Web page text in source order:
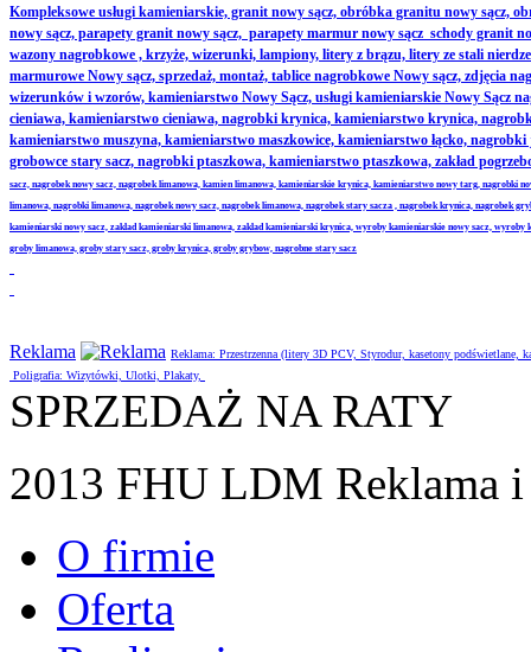
Kompleksowe usługi kamieniarskie, granit nowy sącz, obróbka granitu nowy sącz,
nowy sącz, parapety granit nowy sącz, parapety marmur nowy sącz schody granit
wazony nagrobkowe , krzyże, wizerunki, lampiony, litery z brązu, litery ze stali
marmurowe Nowy sącz, sprzedaż, montaż, tablice nagrobkowe Nowy sącz, zdjęcia
wizerunków i wzorów, kamieniarstwo Nowy Sącz, usługi kamieniarskie Nowy
cieniawa, kamieniarstwo cieniawa, nagrobki krynica, kamieniarstwo krynica,
kamieniarstwo muszyna, kamieniarstwo maszkowice, kamieniarstwo łącko,
grobowce stary sacz, nagrobki ptaszkowa, kamieniarstwo ptaszkowa, zakład
sacz, nagrobek nowy sacz, nagrobek limanowa, kamien limanowa, kamieniarskie krynica, kamieniarstwo nowy targ,
limanowa, nagrobki limanowa, nagrobek nowy sacz, nagrobek limanowa, nagrobek stary sacza , nagrobek krynica, nagrobek
kamieniarski nowy sacz, zaklad kamieniarski limanowa, zaklad kamieniarski krynica, wyroby kamieniarskie nowy sacz,
groby limanowa, groby stary sacz, groby krynica, groby grybow, nagrobne stary sacz
Reklama
Reklama: Przestrzenna (litery 3D PCV, Styrodur, kasetony
Poligrafia: Wizytówki, Ulotki, Plakaty,
SPRZEDAŻ NA RATY
2013 FHU LDM Reklama
O firmie
Oferta